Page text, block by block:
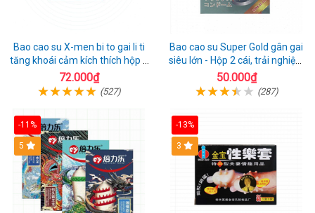
Bao cao su X-men bi to gai li ti
tăng khoái cảm kích thích hộp 1
cái
72.000₫
(527)
Bao cao su Super Gold gân gai
siêu lớn - Hộp 2 cái, trải nghiệm
mới lạ
50.000₫
(287)
-11%
Hot
5
-13%
3